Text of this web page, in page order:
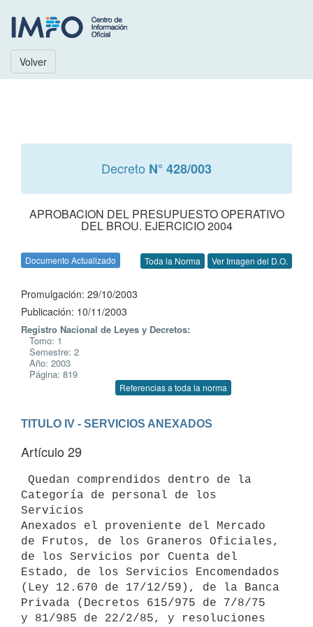
Volver
Decreto N° 428/003
APROBACION DEL PRESUPUESTO OPERATIVO
DEL BROU. EJERCICIO 2004
Documento Actualizado Toda la Norma Ver Imagen del D.O.
Promulgación: 29/10/2003
Publicación: 10/11/2003
Registro Nacional de Leyes y Decretos:
Tomo: 1
Semestre: 2
Año: 2003
Página: 819
Referencias a toda la norma
TITULO IV - SERVICIOS ANEXADOS
Artículo 29
Categoría de personal de los
Servicios
Anexados el proveniente del Mercado
de Frutos, de los Graneros Oficiales,
de los Servicios por Cuenta del
Estado, de los Servicios Encomendados
(Ley 12.670 de 17/12/59), de la Banca
Privada (Decretos 615/975 de 7/8/75
y 81/985 de 22/2/85, y resoluciones